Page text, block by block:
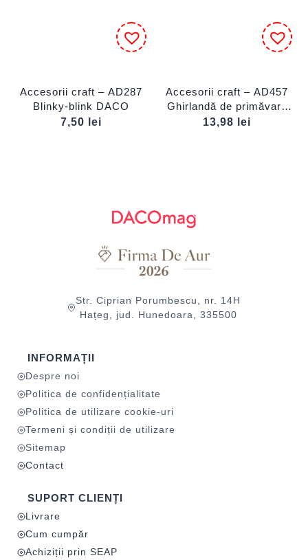
Accesorii craft – AD287
Blinky-blink DACO
7,50
lei
Accesorii craft – AD457
Ghirlandă de primăvară
DACO
13,98 lei
Str. Ciprian Porumbescu, nr. 14H
Hațeg, jud. Hunedoara, 335500
INFORMAȚII
Despre noi
Politica de confidențialitate
Politica de utilizare cookie-uri
Termeni și condiții de utilizare
Sitemap
Contact
SUPORT CLIENȚI
Livrare
Cum cumpăr
Achiziții prin SEAP